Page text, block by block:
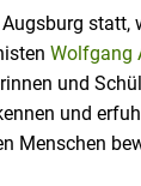
statt,
Wolfgang
und
und
Menschen